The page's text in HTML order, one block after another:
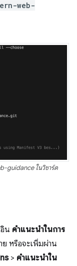
web-
guidance ในวิซาร์ด
น คำแนะนำในการ
หรือจะเพิ่มผ่าน
> คำแนะนำใน